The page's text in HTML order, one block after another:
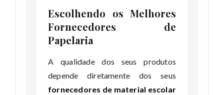
Escolhendo os Melhores
Fornecedores de
Papelaria
A qualidade dos seus produtos
depende diretamente dos seus
fornecedores de material escolar